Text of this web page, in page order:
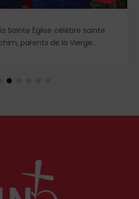
Sainte Église célèbre sainte
parents de la Vierge
célèbre par sa piété